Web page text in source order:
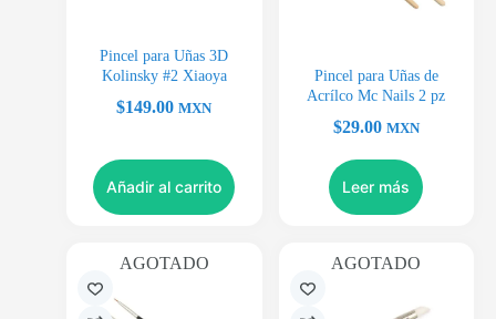
Pincel para Uñas 3D
Kolinsky #2 Xiaoya
$149.00 MXN
Añadir al carrito
Pincel para Uñas de
Acrílco Mc Nails 2 pz
$29.00 MXN
Leer más
AGOTADO AGOTADO